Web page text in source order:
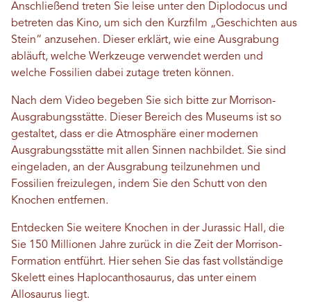
Anschließend treten Sie leise unter den Diplodocus und
betreten das Kino, um sich den Kurzfilm „Geschichten aus
Stein“ anzusehen. Dieser erklärt, wie eine Ausgrabung
abläuft, welche Werkzeuge verwendet werden und
welche Fossilien dabei zutage treten können.
Nach dem Video begeben Sie sich bitte zur Morrison-
Ausgrabungsstätte. Dieser Bereich des Museums ist so
gestaltet, dass er die Atmosphäre einer modernen
Ausgrabungsstätte mit allen Sinnen nachbildet. Sie sind
eingeladen, an der Ausgrabung teilzunehmen und
Fossilien freizulegen, indem Sie den Schutt von den
Knochen entfernen.
Entdecken Sie weitere Knochen in der Jurassic Hall, die
Sie 150 Millionen Jahre zurück in die Zeit der Morrison-
Formation entführt. Hier sehen Sie das fast vollständige
Skelett eines Haplocanthosaurus, das unter einem
Allosaurus liegt.